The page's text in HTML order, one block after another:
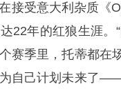
接受意大利杂质《
22年的红狼生涯
赛季里，托蒂都在
自己计划未来了